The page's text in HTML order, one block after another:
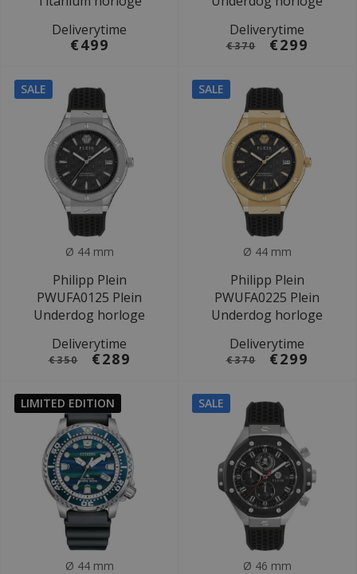
Deliverytime
€499
Deliverytime
€370 €299
SALE
Ø 44 mm
Philipp Plein
PWUFA0125 Plein
Underdog horloge
Deliverytime
€350 €289
SALE
Ø 44 mm
Philipp Plein
PWUFA0225 Plein
Underdog horloge
Deliverytime
€370 €299
LIMITED EDITION
Ø 44 mm
SALE
Ø 46 mm